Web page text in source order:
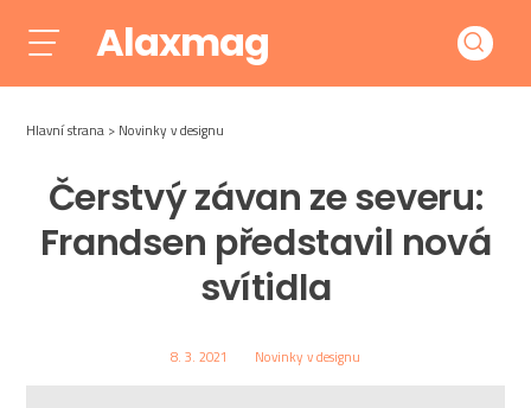
Alaxmag
Hlavní strana Novinky v designu
Čerstvý závan ze severu:
Frandsen představil nová
svítidla
8. 3. 2021 Novinky v designu